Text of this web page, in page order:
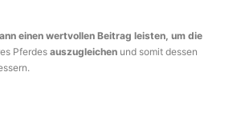
einen wertvollen Beitrag leisten, um die
Pferdesauszugleichen und somit dessen